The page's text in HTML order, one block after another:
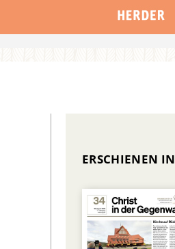
ERSCHIENEN IN